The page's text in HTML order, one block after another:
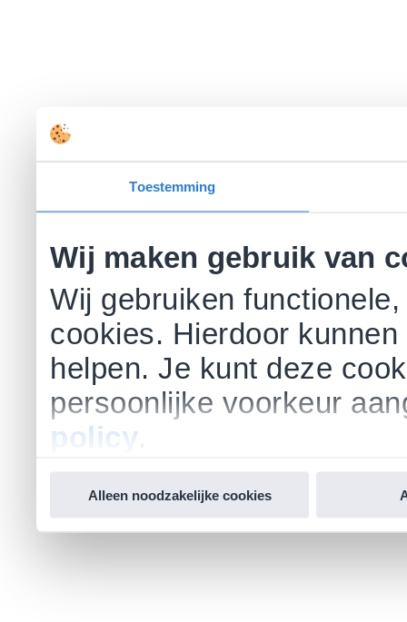
Toestemming
Wij maken gebruik van
Wij gebruiken
cookies. Hierdoor
helpen. Je kunt deze
persoonlijke voorkeur
policy
Alleen noodzakelijke cookies